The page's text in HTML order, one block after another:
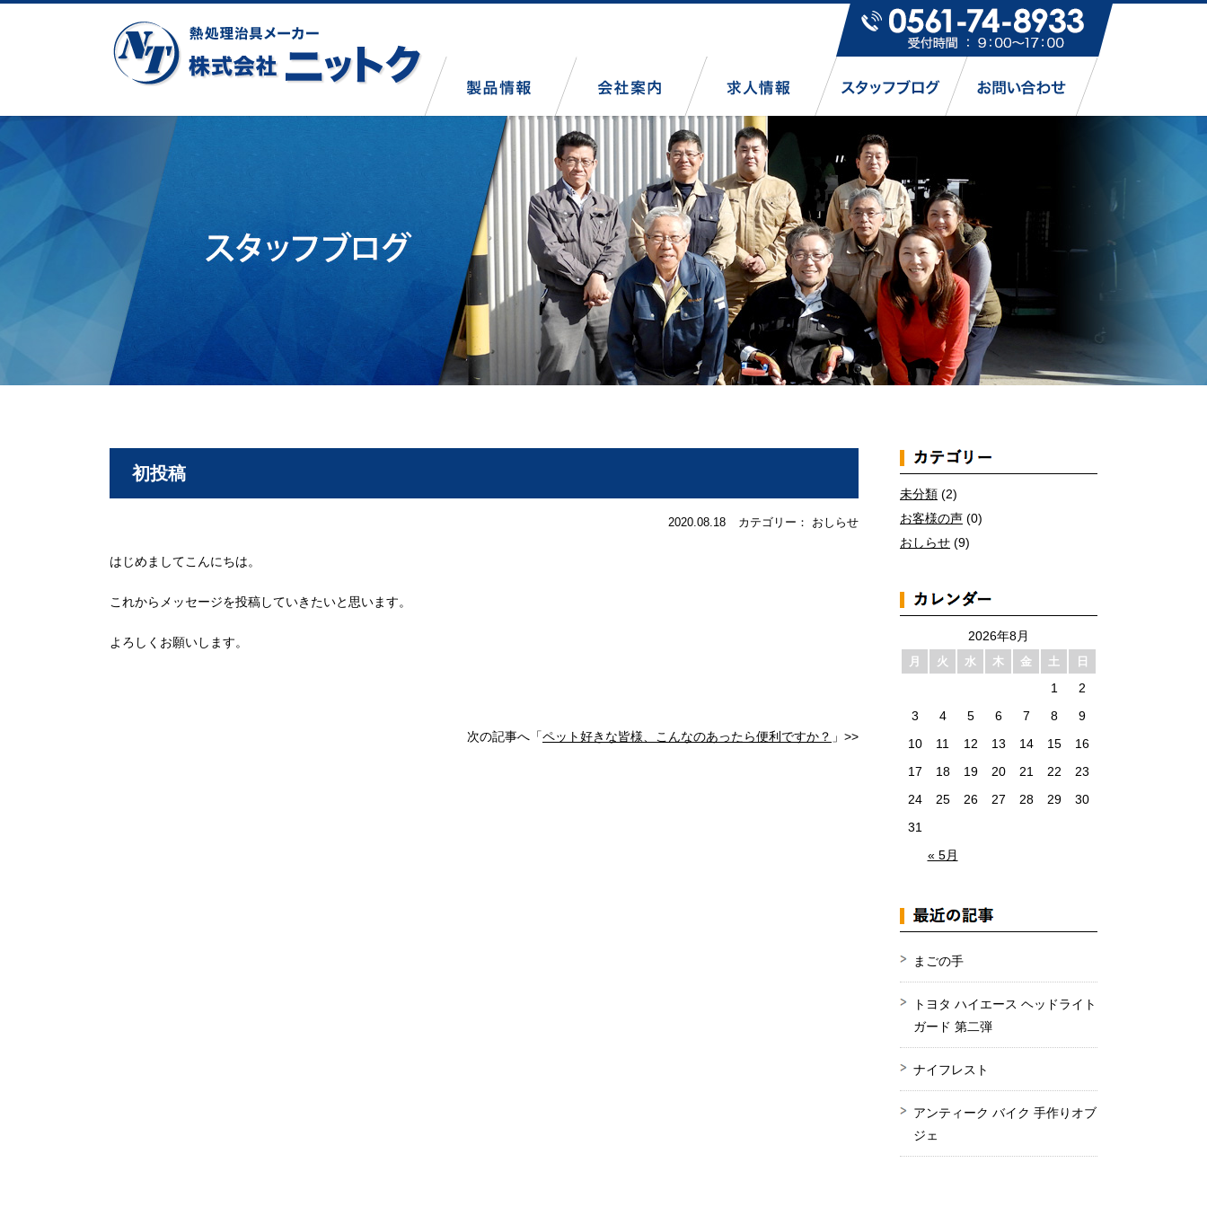
初投稿
2020.08.18 カテゴリー： おしらせ
はじめましてこんにちは。
これからメッセージを投稿していきたいと思います。
よろしくお願いします。
次の記事へ「ペット好きな皆様、こんなのあったら便利ですか？ 」>>
未分類 (2)
お客様の声 (0)
おしらせ (9)
2026年8月
月 火 水 木 金 土 日
« 5月
1
2
3
4 5 6 7 8
9
10
11 12 13 14 15
16
17
18 19 20 21 22
23
24
25 26 27 28 29
30
31
まごの手
トヨタ ハイエース ヘッドライト
ガード 第二弾
ナイフレスト
アンティーク バイク 手作りオブ
ジェ